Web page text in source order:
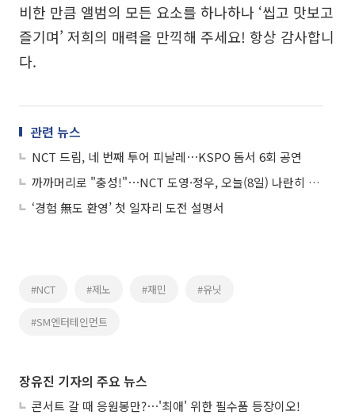
비한 만큼 앨범의 모든 요소를 하나하나 ‘씹고 맛보고
즐기며’ 저희의 매력을 만끽해 주세요! 항상 감사합니
다.
관련 뉴스
NCT 드림, 네 번째 투어 피날레⋯KSPO 돔서 6회 공연
까까머리로 "충성!"⋯NCT 도영·정우, 오늘(8일) 나란히 입대
‘경험 無도 환영’ 첫 일자리 도전 설명서
#NCT #제노 #재민 #유닛
#SM엔터테인먼트
장유진 기자의 주요 뉴스
콘서트 갈 때 응원봉만?⋯'최애' 위한 필수품 등장이오!